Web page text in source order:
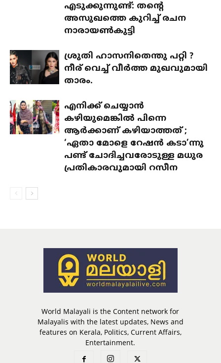
എടുക്കുന്നുണ്ട്: തന്റെ
അസുഖത്തെ കുറിച്ച് രചന
നാരായൺകുട്ടി
ശ്രുതി ഹാസനിതെന്തു പറ്റി ?
നീര് വെച്ച് വീർത്ത മുഖവുമായി
താരം.
എനിക്ക് ചെയ്യാൻ
കഴിയുമെങ്കിൽ പിന്നെ
ആർക്കാണ് കഴിയാത്തത് ;
‘ഏതാ മോളെ റേഷൻ കടാ’ന്നു
പണ്ട് ചോദിച്ചവരോടുള്ള മധുര
പ്രതികാരവുമായി റസീന
World Malayali is the Content network for
Malayalis with the latest updates, News and
features on Kerala, Politics, Current Affairs,
Entertainment.